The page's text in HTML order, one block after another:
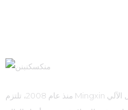
منذ عام 2008، تلتزم Mingxin بتصميم وتصنيع مكونات معدات التشغيل الآلي